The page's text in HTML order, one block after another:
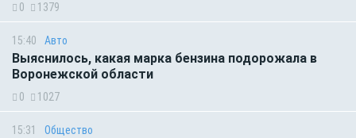
0 1379
15:40 Авто
Выяснилось, какая марка бензина подорожала в
Воронежской области
0 1027
15:31 Общество